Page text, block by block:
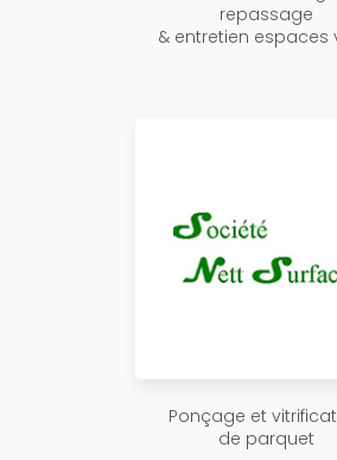
repassage
& entretien espaces
Ponçage et
de parquet